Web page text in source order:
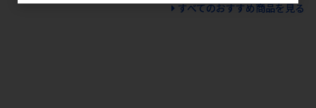
すべてのおすすめ商品を見る